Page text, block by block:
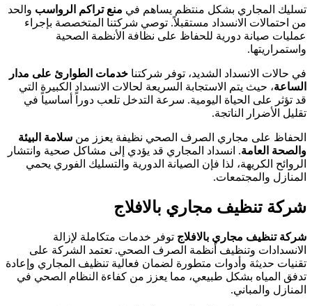
تسليك المجاري بشكل منتظم يساهم في منع تراكم الرواسب والحد
من احتمالات الانسداد مستقبلاً. توصي شركتنا المتخصصة بإجراء
عمليات صيانة دورية للحفاظ على نظافة الأنظمة الصحية
واستمراريتها.
في حالات الانسداد الشديد، توفر شركتنا خدمات الطوارئ على مدار
الساعة، حيث يتم الاستجابة السريعة لحالات الانسداد الكبيرة التي
قد تؤثر على الحياة اليومية. سرعة التدخل تلعب دوراً أساسياً في
تقليل الأضرار الناتجة.
الحفاظ على مجاري الصرف الصحي نظيفة يعزز من سلامة البيئة
والصحة العامة. انسداد المجاري قد يؤدي إلى مشاكل صحية وانتشار
الروائح الكريهة، لذا فإن الصيانة الدورية والتسليك الفوري يحمي
المنازل والمجتمعات.
شركة تنظيف مجاري بالافلاج
شركة تنظيف مجاري بالافلاج توفر خدمات متكاملة لإزالة
الانسدادات وتنظيف أنظمة الصرف الصحي. تعتمد الشركة على
تقنيات حديثة وأدوات متطورة لضمان فعالية تنظيف المجاري وإعادة
تدفق المياه بشكل طبيعي، مما يعزز من كفاءة النظام الصحي في
المنازل والمباني.